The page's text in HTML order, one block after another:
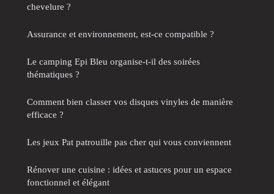
chevelure ?
Assurance et environnement, est-ce compatible ?
Le camping Epi Bleu organise-t-il des soirées
thématiques ?
Comment bien classer vos disques vinyles de manière
efficace ?
Les jeux Pat patrouille pas cher qui vous conviennent
Rénover une cuisine : idées et astuces pour un espace
fonctionnel et élégant